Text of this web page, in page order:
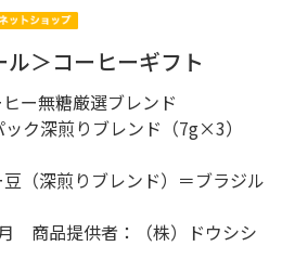
＞コーヒーギフト
ー無糖厳選ブレンド
ク深煎りブレンド（7g×3）
（深煎りブレンド）＝ブラジル
商品提供者：（株）ドウシシ